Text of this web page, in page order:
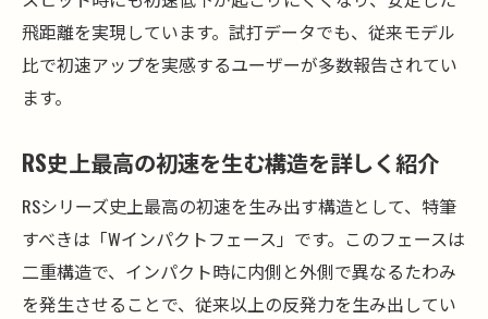
飛距離を実現しています。試打データでも、従来モデル
比で初速アップを実感するユーザーが多数報告されてい
ます。
RS史上最高の初速を生む構造を詳しく紹介
RSシリーズ史上最高の初速を生み出す構造として、特筆
すべきは「Wインパクトフェース」です。このフェースは
二重構造で、インパクト時に内側と外側で異なるたわみ
を発生させることで、従来以上の反発力を生み出してい